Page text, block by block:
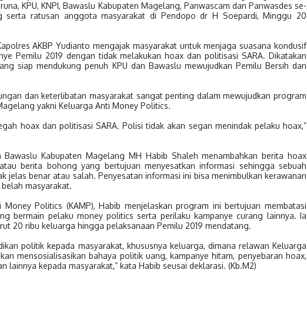
KPU, KNPI, Bawaslu Kabupaten Magelang, Panwascam dan Panwasdes se-
serta ratusan anggota masyarakat di Pendopo dr H Soepardi, Minggu 20
AKBP Yudianto mengajak masyarakat untuk menjaga suasana kondusif
Pemilu 2019 dengan tidak melakukan hoax dan politisasi SARA. Dikatakan
siap mendukung penuh KPU dan Bawaslu mewujudkan Pemilu Bersih dan
dan keterlibatan masyarakat sangat penting dalam mewujudkan program
yakni Keluarga Anti Money Politics.
hoax dan politisasi SARA. Polisi tidak akan segan menindak pelaku hoax,”
Bawaslu Kabupaten Magelang MH Habib Shaleh menambahkan berita hoax
berita bohong yang bertujuan menyesatkan informasi sehingga sebuah
jelas benar atau salah. Penyesatan informasi ini bisa menimbulkan kerawanan
masyarakat.
Money Politics (KAMP), Habib menjelaskan program ini bertujuan membatasi
bermain pelaku money politics serta perilaku kampanye curang lainnya. Ia
20 ribu keluarga hingga pelaksanaan Pemilu 2019 mendatang.
politik kepada masyarakat, khususnya keluarga, dimana relawan Keluarga
mensosialisasikan bahaya politik uang, kampanye hitam, penyebaran hoax,
lainnya kepada masyarakat,” kata Habib seusai deklarasi. (Kb.M2)